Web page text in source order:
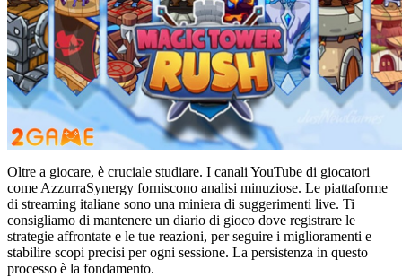
Oltre a giocare, è cruciale studiare. I canali YouTube di giocatori
come AzzurraSynergy forniscono analisi minuziose. Le piattaforme
di streaming italiane sono una miniera di suggerimenti live. Ti
consigliamo di mantenere un diario di gioco dove registrare le
strategie affrontate e le tue reazioni, per seguire i miglioramenti e
stabilire scopi precisi per ogni sessione. La persistenza in questo
processo è la fondamento.